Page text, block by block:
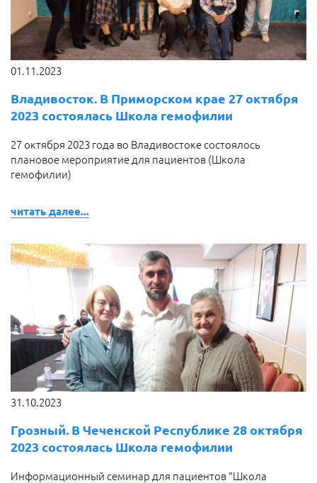
01.11.2023
Владивосток. В Приморском крае 27 октября
2023 состоялась Школа гемофилии
27 октября 2023 года во Владивостоке состоялось
плановое мероприятие для пациентов (Школа
гемофилии)
читать далее...
31.10.2023
Грозный. В Чеченской Республике 28 октября
2023 состоялась Школа гемофилии
Информационный семинар для пациентов "Школа